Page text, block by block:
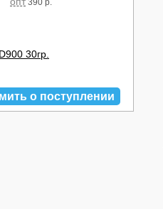
390 р.
30гр.
о поступлении